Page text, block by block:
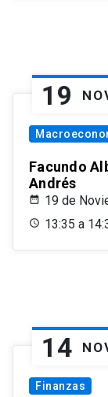
19
Facundo
Andrés
19 de
13:35 a
14
Finanzas